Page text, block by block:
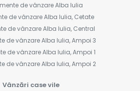
de vânzare Alba Iulia
de vânzare Alba Iulia, Cetate
de vânzare Alba Iulia, Central
de vânzare Alba Iulia, Ampoi 3
de vânzare Alba Iulia, Ampoi 1
de vânzare Alba Iulia, Ampoi 2
Vânzări case vile